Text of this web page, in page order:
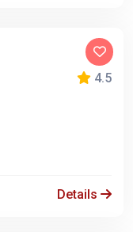
4.5
Details